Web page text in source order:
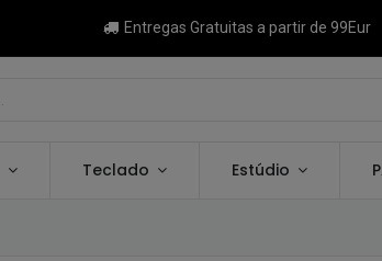
Entregas Gratuitas a partir de 99Eur
Teclado Estúdio